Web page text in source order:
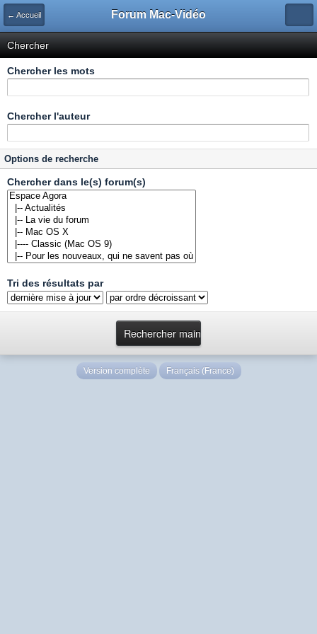
← Accueil Forum Mac-Vidéo
Chercher
Chercher les mots
Chercher l'auteur
Options de recherche
Chercher dans le(s) forum(s)
Tri des résultats par
Version complète Français (France)